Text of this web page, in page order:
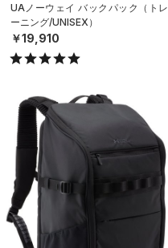
UAノーウェイ バックパック（トレ
ーニング/UNISEX）
￥19,910